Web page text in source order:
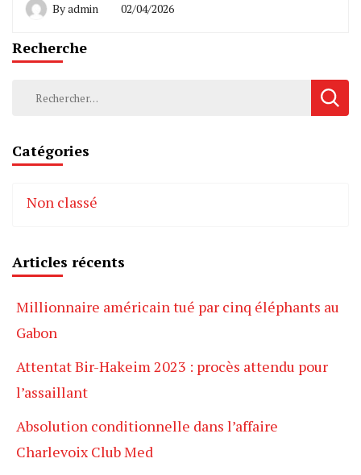
Byadmin 02/04/2026
Recherche
Rechercher :
Catégories
Non classé
Articles récents
Millionnaire américain tué par cinq éléphants au
Gabon
Attentat Bir-Hakeim 2023 : procès attendu pour
l’assaillant
Absolution conditionnelle dans l’affaire
Charlevoix Club Med